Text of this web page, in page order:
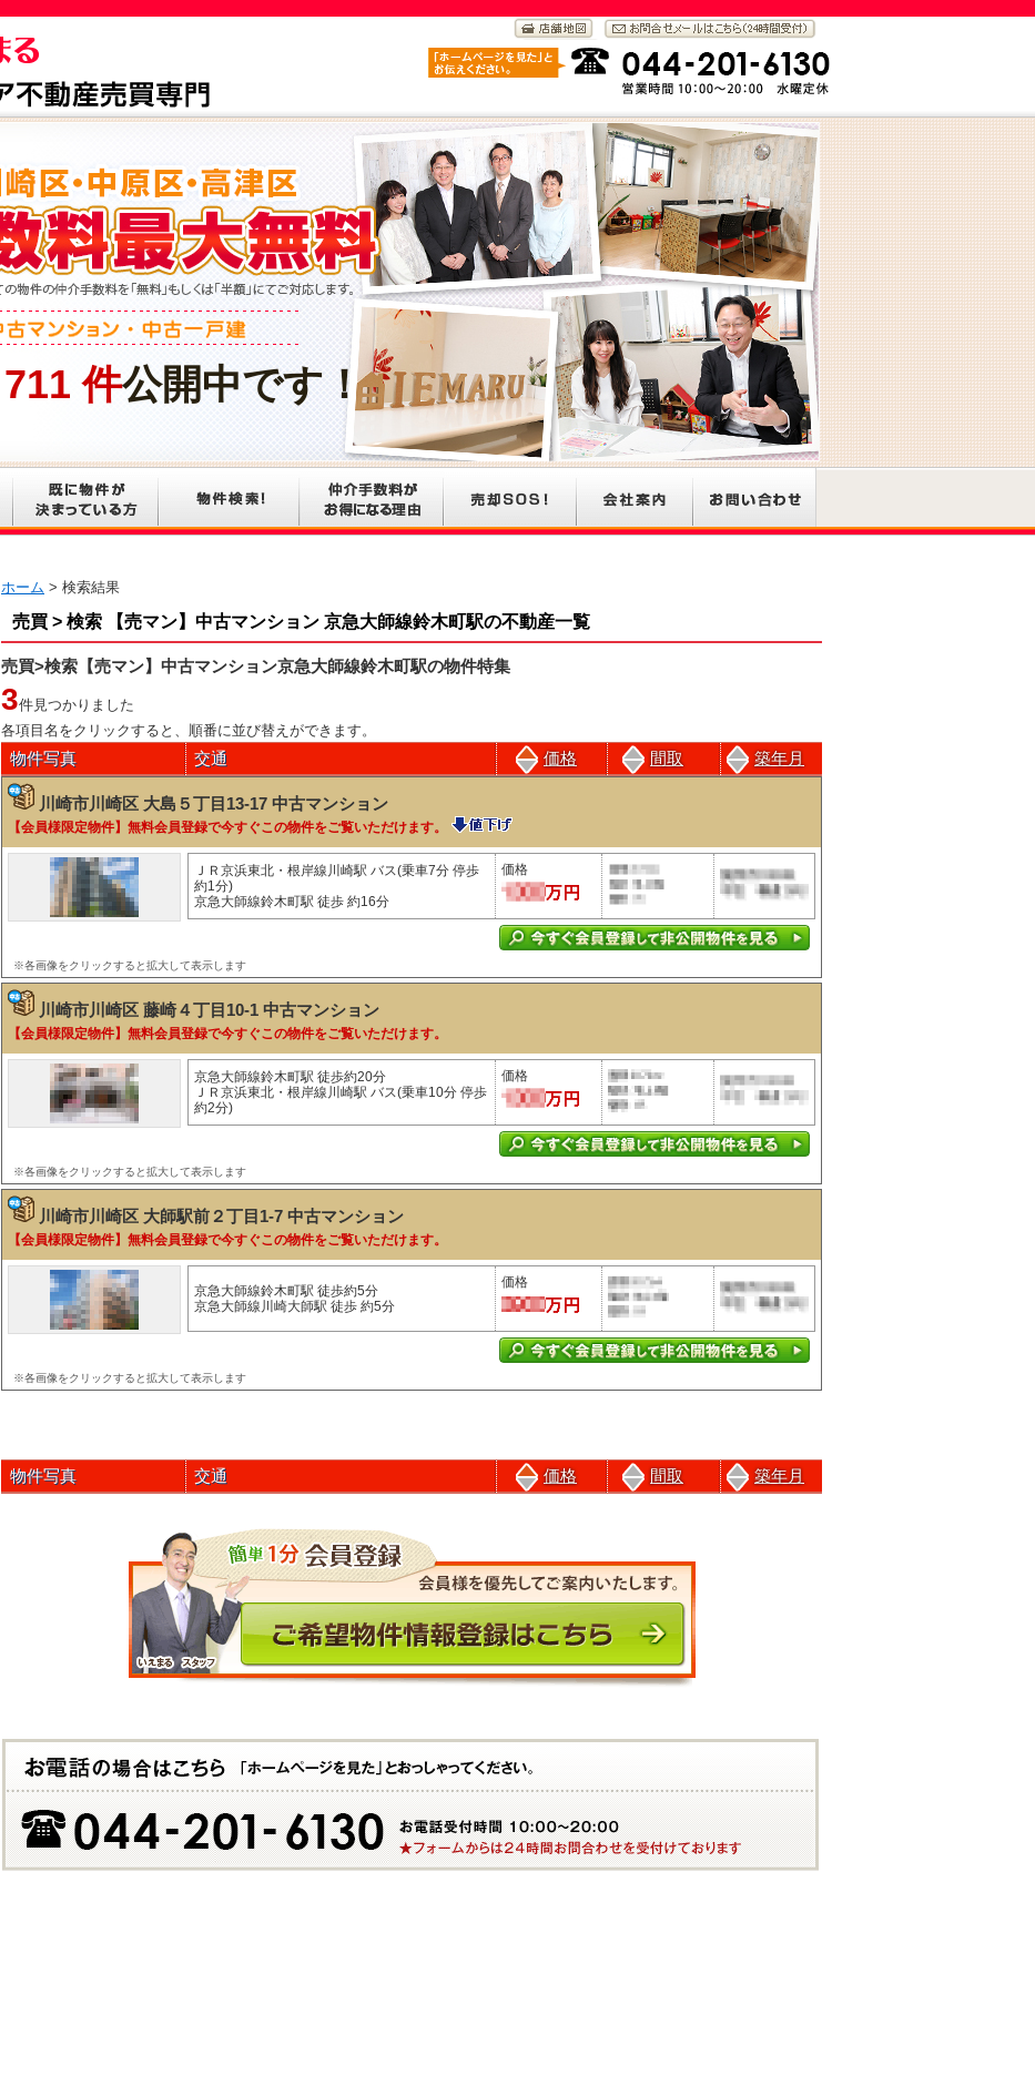
711 件公開中です！
ホーム > 検索結果
売買 > 検索 【売マン】中古マンション 京急大師線鈴木町駅の不動産一覧
売買>検索【売マン】中古マンション京急大師線鈴木町駅の物件特集
3件見つかりました
各項目名をクリックすると、順番に並び替えができます。
物件写真 交通 価格 間取 築年月
川崎市川崎区 大島５丁目13-17 中古マンション
【会員様限定物件】無料会員登録で今すぐこの物件をご覧いただけます。
ＪＲ京浜東北・根岸線川崎駅 バス(乗車7分 停歩
約1分)
京急大師線鈴木町駅 徒歩 約16分
価格
※各画像をクリックすると拡大して表示します
川崎市川崎区 藤崎４丁目10-1 中古マンション
【会員様限定物件】無料会員登録で今すぐこの物件をご覧いただけます。
京急大師線鈴木町駅 徒歩約20分
ＪＲ京浜東北・根岸線川崎駅 バス(乗車10分 停歩
約2分)
価格
※各画像をクリックすると拡大して表示します
川崎市川崎区 大師駅前２丁目1-7 中古マンション
【会員様限定物件】無料会員登録で今すぐこの物件をご覧いただけます。
京急大師線鈴木町駅 徒歩約5分
京急大師線川崎大師駅 徒歩 約5分
価格
※各画像をクリックすると拡大して表示します
物件写真 交通 価格 間取 築年月
前のページにもどる